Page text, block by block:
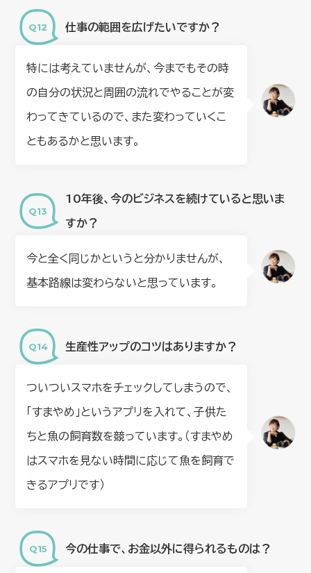
仕事の範囲を広げたいですか？
特には考えていませんが、今までもその時
の自分の状況と周囲の流れでやることが変
わってきているので、また変わっていくこ
ともあるかと思います。
10年後、今のビジネスを続けていると思いま
すか？
今と全く同じかというと分かりませんが、
基本路線は変わらないと思っています。
生産性アップのコツはありますか？
ついついスマホをチェックしてしまうので、
「すまやめ」というアプリを入れて、子供た
ちと魚の飼育数を競っています。（すまやめ
はスマホを見ない時間に応じて魚を飼育で
きるアプリです）
今の仕事で、お金以外に得られるものは？